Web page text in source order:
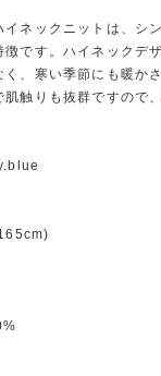
イネックニットは、シ
徴です。ハイネックデ
く、寒い季節にも暖か
肌触りも抜群ですので